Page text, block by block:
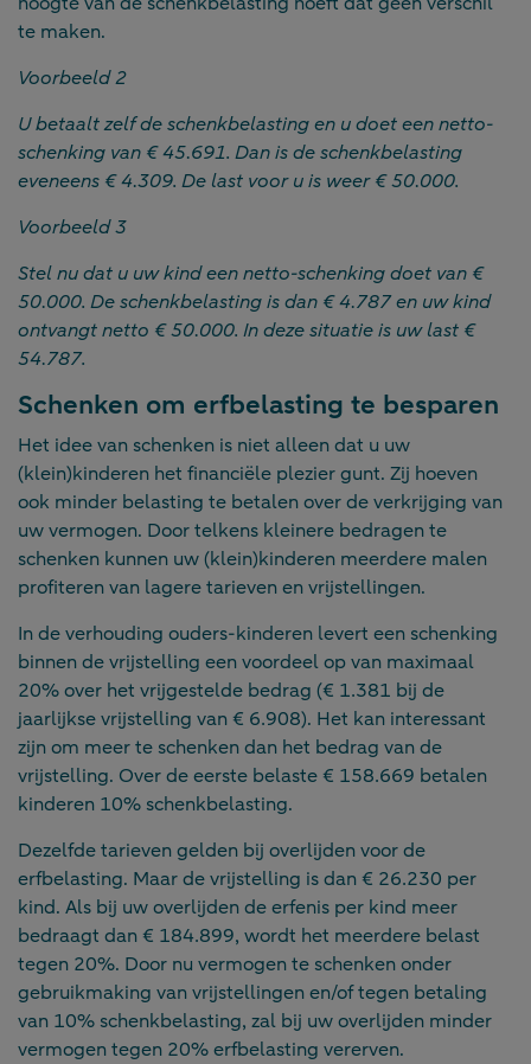
te maken.
Voorbeeld 2
U betaalt zelf de schenkbelasting en u doet een netto-
schenking van € 45.691. Dan is de schenkbelasting
eveneens € 4.309. De last voor u is weer € 50.000.
Voorbeeld 3
Stel nu dat u uw kind een netto-schenking doet van €
50.000. De schenkbelasting is dan € 4.787 en uw kind
ontvangt netto € 50.000. In deze situatie is uw last €
54.787.
Schenken om erfbelasting te besparen
Het idee van schenken is niet alleen dat u uw
(klein)kinderen het financiële plezier gunt. Zij hoeven
ook minder belasting te betalen over de verkrijging van
uw vermogen. Door telkens kleinere bedragen te
schenken kunnen uw (klein)kinderen meerdere malen
profiteren van lagere tarieven en vrijstellingen.
In de verhouding ouders-kinderen levert een schenking
binnen de vrijstelling een voordeel op van maximaal
20% over het vrijgestelde bedrag (€ 1.381 bij de
jaarlijkse vrijstelling van € 6.908). Het kan interessant
zijn om meer te schenken dan het bedrag van de
vrijstelling. Over de eerste belaste € 158.669 betalen
kinderen 10% schenkbelasting.
Dezelfde tarieven gelden bij overlijden voor de
erfbelasting. Maar de vrijstelling is dan € 26.230 per
kind. Als bij uw overlijden de erfenis per kind meer
bedraagt dan € 184.899, wordt het meerdere belast
tegen 20%. Door nu vermogen te schenken onder
gebruikmaking van vrijstellingen en/of tegen betaling
van 10% schenkbelasting, zal bij uw overlijden minder
vermogen tegen 20% erfbelasting vererven.